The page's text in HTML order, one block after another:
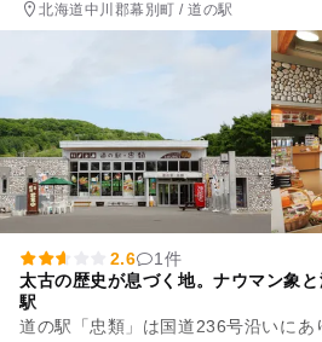
北海道中川郡幕別町 / 道の駅
2.6
1件
太古の歴史が息づく地。ナウマン象
駅
道の駅「忠類」は国道236号沿いにあ